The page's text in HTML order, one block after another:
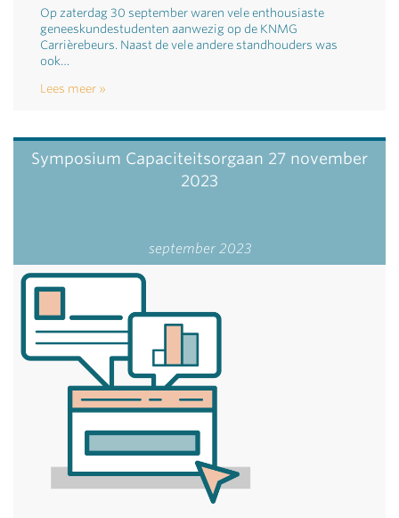
Op zaterdag 30 september waren vele enthousiaste
geneeskundestudenten aanwezig op de KNMG
Carrièrebeurs. Naast de vele andere standhouders was
ook…
Lees meer
Symposium Capaciteitsorgaan 27 november
2023
september 2023